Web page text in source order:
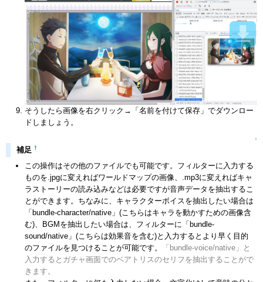
そうしたら画像を右クリック→「名前を付けて保存」でダウンロー
ドしましょう。
↑
補足 †
この操作はその他のファイルでも可能です。フィルターに入力する
ものを.jpgに変えればワールドマップの画像、.mp3に変えればキャ
ラストーリーの読み込みなどは必要ですが音声データを抽出するこ
とができます。ちなみに、キャラクターボイスを抽出したい場合は
「bundle-character/native」(こちらはキャラを動かすための画像含
む)、BGMを抽出したい場合は、フィルターに「bundle-
sound/native」(こちらは効果音を含む)と入力するとより早く目的
のファイルを見つけることが可能です。
「bundle-voice/native」と
入力するとガチャ画面でのベアトリスのセリフを抽出することがで
きます。